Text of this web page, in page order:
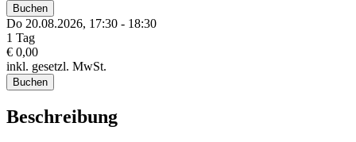
Buchen
Do 20.08.2026, 17:30 - 18:30
1 Tag
€ 0,00
inkl. gesetzl. MwSt.
Buchen
Beschreibung